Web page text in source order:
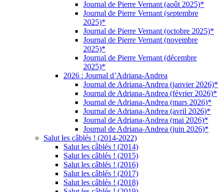
Journal de Pierre Vernant (août 2025)*
Journal de Pierre Vernant (septembre
2025)*
Journal de Pierre Vernant (octobre 2025)*
Journal de Pierre Vernant (novembre
2025)*
Journal de Pierre Vernant (décembre
2025)*
2026 : Journal d’Adriana-Andrea
Journal de Adriana-Andrea (janvier 2026)*
Journal de Adriana-Andrea (février 2026)*
Journal de Adriana-Andrea (mars 2026)*
Journal de Adriana-Andrea (avril 2026)*
Journal de Adriana-Andrea (mai 2026)*
Journal de Adriana-Andrea (juin 2026)*
Salut les câblés ! (2014-2022)
Salut les câblés ! (2014)
Salut les câblés ! (2015)
Salut les câblés ! (2016)
Salut les câblés ! (2017)
Salut les câblés ! (2018)